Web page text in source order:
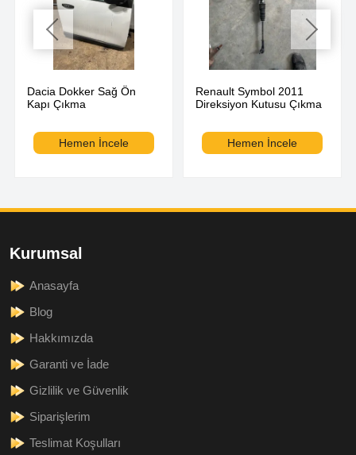
Dacia Dokker Sağ Ön
Kapı Çıkma
Hemen İncele
Renault Symbol 2011
Direksiyon Kutusu Çıkma
Hemen İncele
Kurumsal
Anasayfa
Blog
Hakkımızda
Garanti ve İade
Gizlilik ve Güvenlik
Siparişlerim
Teslimat Koşulları